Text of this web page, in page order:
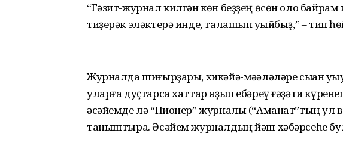
“Гәзит-журнал килгән көн беҙҙең өсөн оло
тиҙерәк эләктерә инде, талашып уҡыйбыҙ,” – тип
Журналда шиғырҙары, хикәйә-мәҡәләләре сыҡҡан
уларға дуҫтарса хаттар яҙып ебәреү ғәҙәти
әсәйемде лә “Пионер” журналы (“Аманат”тың ул
таныштыра. Әсәйем журналдың йәш хәбәрсеһе